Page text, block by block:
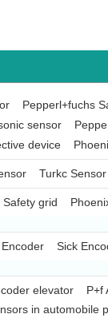
Pepperl+fuchs
sensor
device
Turkc Sensor
Safety grid
Sick
elevator
P+f
in automobile